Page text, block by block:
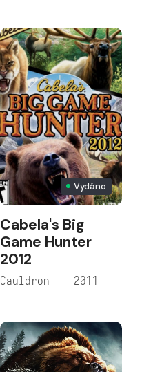
Vydáno
Cabela's Big
Game Hunter
2012
Cauldron — 2011